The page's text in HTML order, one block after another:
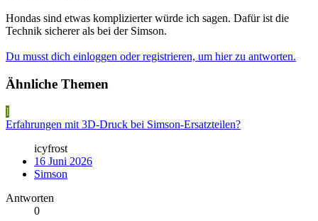
Hondas sind etwas komplizierter würde ich sagen. Dafür ist die
Technik sicherer als bei der Simson.
Du musst dich einloggen oder registrieren, um hier zu antworten.
Ähnliche Themen
I
Erfahrungen mit 3D-Druck bei Simson-Ersatzteilen?
icyfrost
16 Juni 2026
Simson
Antworten
0